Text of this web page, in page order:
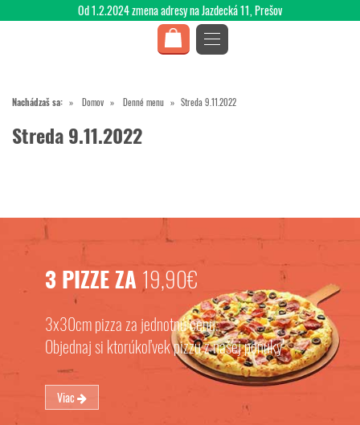
Nachádzaš sa: Domov Denné menu Streda 9.11.2022
Streda 9.11.2022
3 PIZZE ZA 19,90€
3x30cm pizza za jednotnú cenu.
Objednaj si ktorúkoľvek pizzu z našej ponuky
Viac
Od 1.2.2024 zmena adresy na Jazdecká 11, Prešov